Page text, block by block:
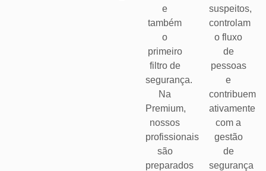
e
também
o
primeiro
filtro de
segurança.
Na
Premium,
nossos
profissionais
são
preparados
suspeitos,
controlam
o fluxo
de
pessoas
e
contribuem
ativamente
com a
gestão
de
segurança